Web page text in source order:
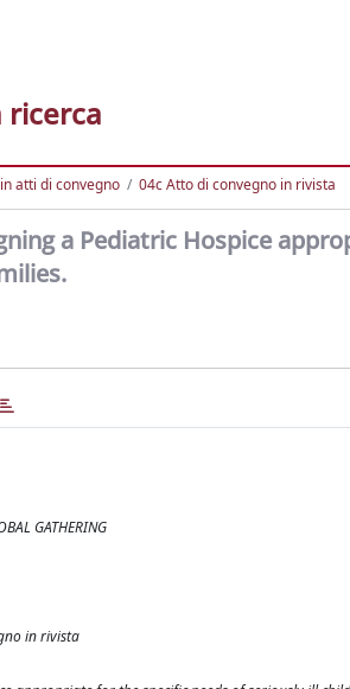
atti di convegno 04c Atto di convegno in rivista
a Pediatric Hospice
GATHERING
in rivista